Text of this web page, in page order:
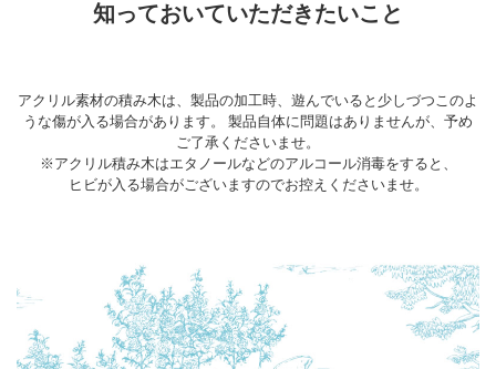
知っておいていただきたいこと
アクリル素材の積み木は、製品の加工時、遊んでいると少しづつこのよ
うな傷が入る場合があります。 製品自体に問題はありませんが、予め
ご了承くださいませ。
※アクリル積み木はエタノールなどのアルコール消毒をすると、
ヒビが入る場合がございますのでお控えくださいませ。